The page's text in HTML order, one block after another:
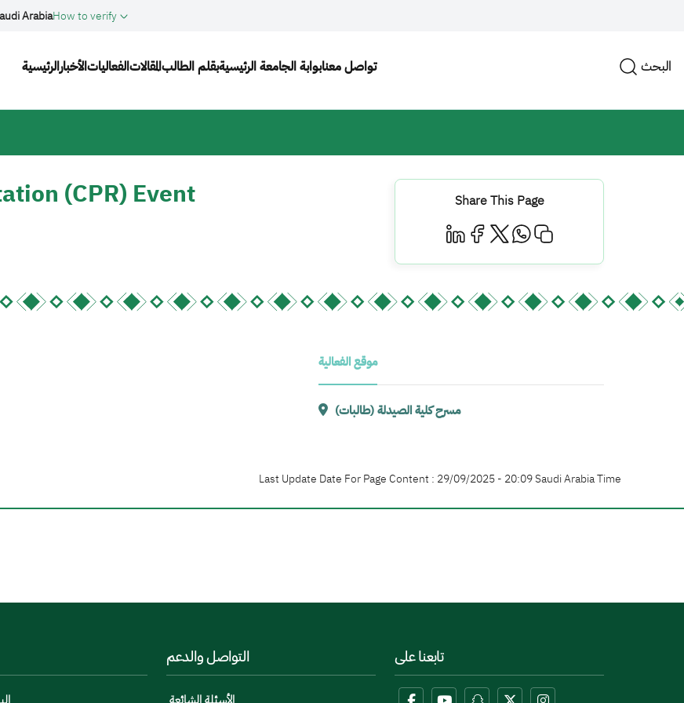
ArabiaHow to verify
Main navigation
الرئيسيةالأخبارالفعالياتالمقالاتبقلم الطالببوابة الجامعة الرئيسيةتواصل معنا البحث
(CPR) Event Share This Page
موقع الفعالية
مسرح كلية الصيدلة (طالبات)
Last Update Date For Page Content : 29/09/2025 - 20:09 Saudi Arabia Time
التواصل والدعم
الأسئلة الشائعة
تابعنا على